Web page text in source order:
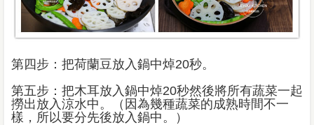
第四步：把荷蘭豆放入鍋中焯20秒。
第五步：把木耳放入鍋中焯20秒然後將所有蔬菜一起
撈出放入涼水中。（因為幾種蔬菜的成熟時間不一
樣，所以要分先後放入鍋中。）